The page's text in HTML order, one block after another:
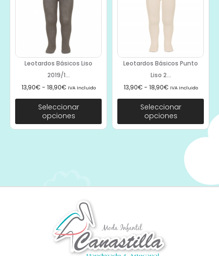
Leotardos Básicos Liso
2019/1...
13,90€ - 18,90€ IVA Incluido
Seleccionar
opciones
Leotardos Básicos Punto
Liso 2...
13,90€ - 18,90€ IVA Incluido
Seleccionar
opciones